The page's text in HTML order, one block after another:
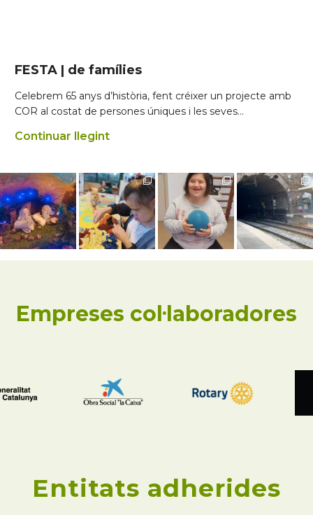
FESTA | de famílies
Celebrem 65 anys d’història, fent créixer un projecte amb
COR al costat de persones úniques i les seves…
Continuar llegint
Empreses col·laboradores
Entitats adherides